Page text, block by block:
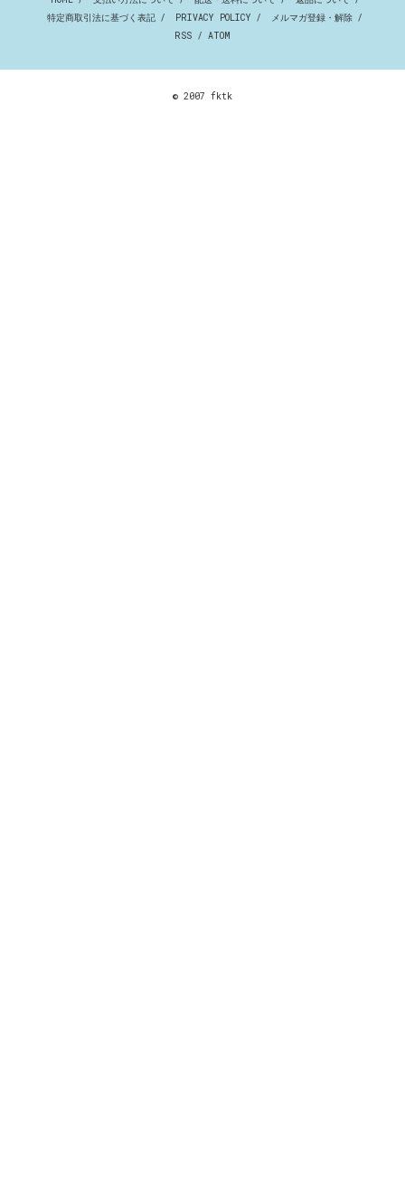
特定商取引法に基づく表記 / PRIVACY POLICY / メルマガ登録・解除 /
RSS / ATOM
© 2007 fktk